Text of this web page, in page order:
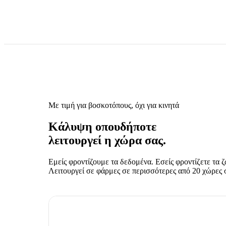
Με τιμή για βοσκοτόπους, όχι για κινητά
Κάλυψη οπουδήποτε
λειτουργεί η χώρα σας.
Εμείς φροντίζουμε τα δεδομένα. Εσείς φροντίζετε τα
Λειτουργεί σε φάρμες σε περισσότερες από 20 χώρες